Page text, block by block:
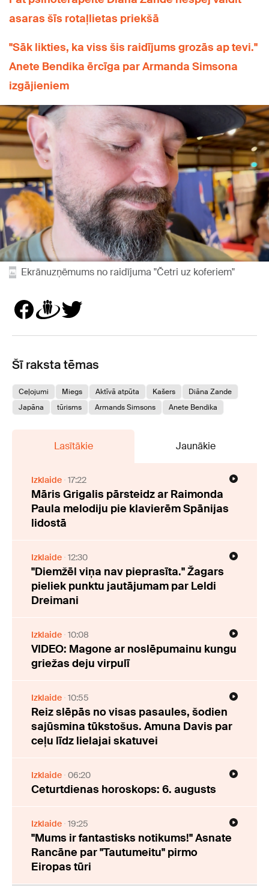
asaras šīs rotaļlietas priekšā
"Sāk likties, ka viss šis raidījums grozās ap tevi."
Anete Bendika ērcīga par Armanda Simsona
izgājieniem
Ekrānuzņēmums no raidījuma "Četri uz koferiem"
Šī raksta tēmas
Ceļojumi Miegs Aktīvā atpūta Kašers
Diāna Zande
Japāna
tūrisms Armands Simsons Anete Bendika
Lasītākie Jaunākie
Izklaide 17:22
Māris Grigalis pārsteidz ar Raimonda
Paula melodiju pie klavierēm Spānijas
lidostā
Izklaide 12:30
"Diemžēl viņa nav pieprasīta." Žagars
pieliek punktu jautājumam par Leldi
Dreimani
Izklaide 10:08
VIDEO: Magone ar noslēpumainu kungu
griežas deju virpulī
Izklaide 10:55
Reiz slēpās no visas pasaules, šodien
sajūsmina tūkstošus. Amuna Davis par
ceļu līdz lielajai skatuvei
Izklaide 06:20
Ceturtdienas horoskops: 6. augusts
Izklaide 19:25
"Mums ir fantastisks notikums!" Asnate
Rancāne par "Tautumeitu" pirmo
Eiropas tūri